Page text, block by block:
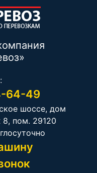
64-49
шоссе, дом
8, пом. 29120